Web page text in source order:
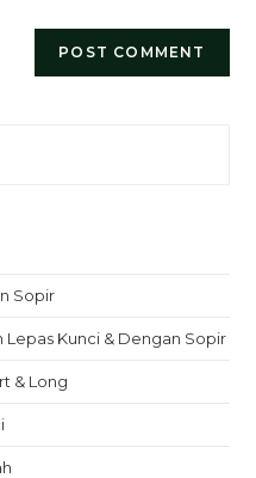
Sopir
Lepas Kunci & Dengan Sopir
& Long